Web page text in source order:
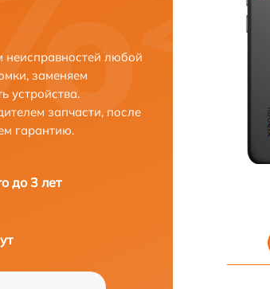
неисправностей любой
заменяем
устройства.
запчасти, после
гарантию.
до 3 лет